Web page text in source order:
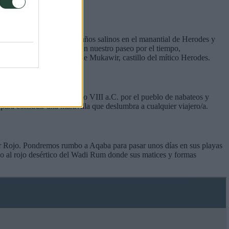
darnos unos baños salinos en el manantial de Herodes y
conocidas de la Biblia. En nuestro paseo por el tiempo,
de morir, y las ruinas de Mukawir, castillo del mí­tico Herodes.
Fundada en el siglo VIII a.C. por el pueblo de nabateos y
construir una maravilla que deslumbra a cualquier viajero/a.
Pondremos rumbo a Aqaba para pasar unos dí­as en sus playas
rojo desértico del Wadi Rum donde sus matices y formas